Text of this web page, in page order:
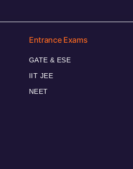
Entrance Exams
GATE & ESE
IIT JEE
NEET